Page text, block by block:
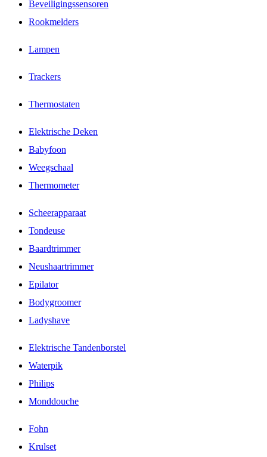
Beveiligingssensoren
Rookmelders
Lampen
Trackers
Thermostaten
Elektrische Deken
Babyfoon
Weegschaal
Thermometer
Scheerapparaat
Tondeuse
Baardtrimmer
Neushaartrimmer
Epilator
Bodygroomer
Ladyshave
Elektrische Tandenborstel
Waterpik
Philips
Monddouche
Fohn
Krulset